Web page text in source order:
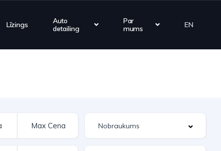
Līzings
Auto
detailing
Par
mums
EN